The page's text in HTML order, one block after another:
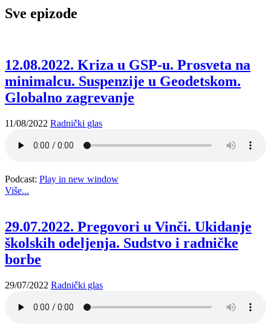
Sve epizode
12.08.2022. Kriza u GSP-u. Prosveta na
minimalcu. Suspenzije u Geodetskom.
Globalno zagrevanje
11/08/2022 Radnički glas
Podcast: Play in new window
Više...
29.07.2022. Pregovori u Vinči. Ukidanje
školskih odeljenja. Sudstvo i radničke
borbe
29/07/2022 Radnički glas